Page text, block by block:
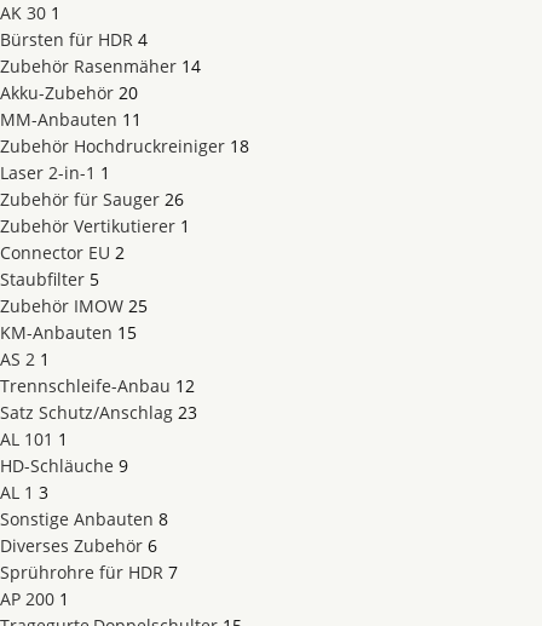
AK 30 1
Bürsten für HDR 4
Zubehör Rasenmäher 14
Akku-Zubehör 20
MM-Anbauten 11
Zubehör Hochdruckreiniger 18
Laser 2-in-1 1
Zubehör für Sauger 26
Zubehör Vertikutierer 1
Connector EU 2
Staubfilter 5
Zubehör IMOW 25
KM-Anbauten 15
AS 2 1
Trennschleife-Anbau 12
Satz Schutz/Anschlag 23
AL 101 1
HD-Schläuche 9
AL 1 3
Sonstige Anbauten 8
Diverses Zubehör 6
Sprührohre für HDR 7
AP 200 1